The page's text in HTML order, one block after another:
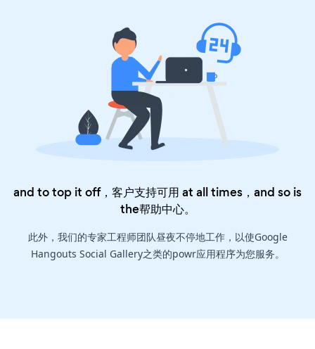
and to top it off，客户支持可用 at all times，and so is
the帮助中心。
此外，我们的专家工程师团队昼夜不停地工作，以使Google
Hangouts Social Gallery之类的powr应用程序为您服务。